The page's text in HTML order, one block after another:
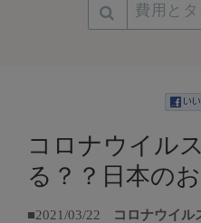
費用と
コロナウイル
る？？日本の
■2021/03/22
コロナウイル